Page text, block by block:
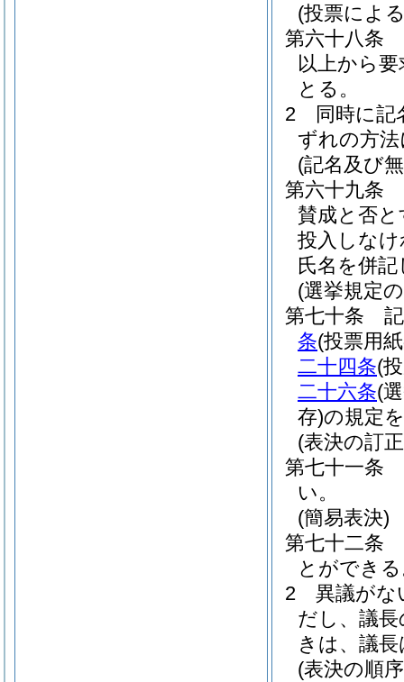
(投票によ
第六十八条
以上から
とる。
2
同時に
ずれの方
(記名及び
第六十九条
賛成と否
投入しな
氏名を併
(選挙規定
第七十条
条(投票用
二十四条(
二十六条(
存)の規定
(表決の訂
第七十一条
い。
(簡易表決)
第七十二条
とができ
2
異議がな
だし、議
きは、議
(表決の順